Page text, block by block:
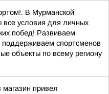
В Мурманской
все условия для личных
побед! Развиваем
поддерживаем спортсменов
объекты по всему региону
привел